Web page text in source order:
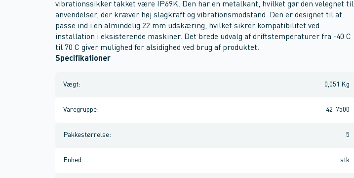
vibrationssikker takket være IP69K. Den har en metalkant, hvilket gør den velegnet til
anvendelser, der kræver høj slagkraft og vibrationsmodstand. Den er designet til at
passe ind i en almindelig 22 mm udskæring, hvilket sikrer kompatibilitet ved
installation i eksisterende maskiner. Det brede udvalg af driftstemperaturer fra -40 C
til 70 C giver mulighed for alsidighed ved brug af produktet.
Specifikationer
Vægt: 0,051 Kg
Varegruppe: 42-7500
Pakkestørrelse: 5
Enhed : stk